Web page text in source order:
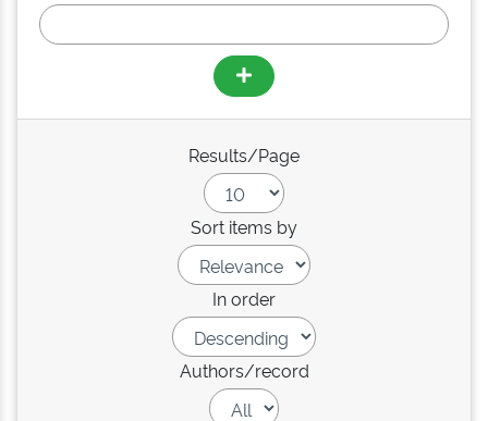
Results/Page
Sort items by
In order
Authors/record